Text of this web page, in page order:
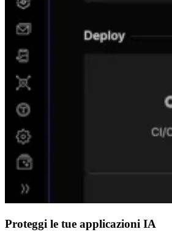
Proteggi le tue applicazioni IA